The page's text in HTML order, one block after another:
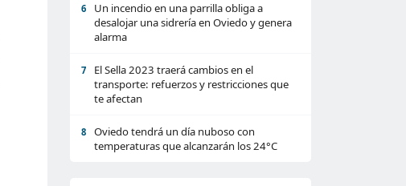
6
Un incendio en una parrilla obliga a
desalojar una sidrería en Oviedo y genera
alarma
7
El Sella 2023 traerá cambios en el
transporte: refuerzos y restricciones que
te afectan
8
Oviedo tendrá un día nuboso con
temperaturas que alcanzarán los 24°C